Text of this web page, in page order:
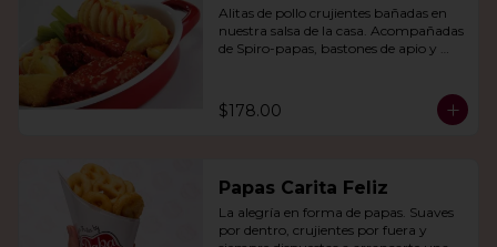
Alitas de pollo crujientes bañadas en
nuestra salsa de la casa. Acompañadas
de Spiro-papas, bastones de apio y
$178.00
Papas Carita Feliz
La alegría en forma de papas. Suaves
por dentro, crujientes por fuera y